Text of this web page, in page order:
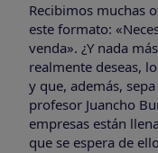
Recibimos muchas
este formato:
venda». ¿Y nada
realmente deseas,
y que, además,
profesor Juancho
empresas están
que se espera de